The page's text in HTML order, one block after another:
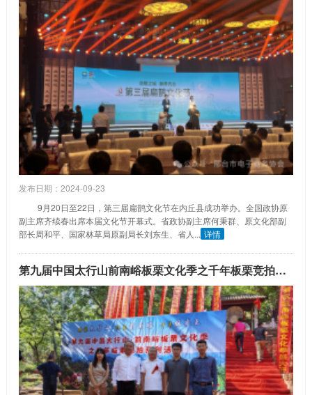
发布日期：2024-09-23
9月20日至22日，第三届扁鹊文化节在内丘县成功举办。全国政协原
副主席齐续春出席本届文化节开幕式。省政协副主席何秉群、原文化部副
部长周和平、国家林草局原副局长刘东生、省人... 详情
第九届中国太行山前南峪板栗文化季之千年板栗竞拍系列活动开幕